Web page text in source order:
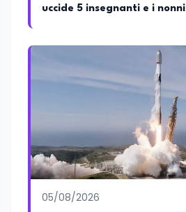
uccide 5 insegnanti e i nonni
05/08/2026